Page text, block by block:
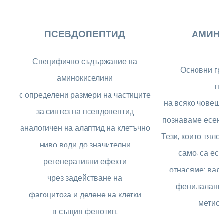
ПСЕВДОПЕПТИД
Специфично съдържание на
аминокиселини
с определени размери на частиците
за синтез на псевдопептид
аналогичен на алаптид на клетъчно
ниво води до значителни
регенеративни ефекти
чрез задействане на
фагоцитоза и делене на клетки
в същия фенотип.
Основни
на всяко
познаваме
Тези, които
само, са
отнасяме: